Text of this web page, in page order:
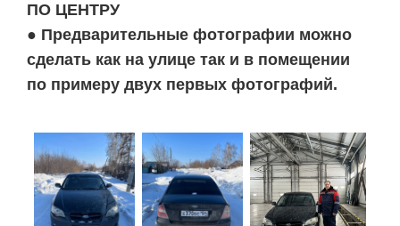
ПО ЦЕНТРУ
● Предварительные фотографии можно
сделать как на улице так и в помещении
по примеру двух первых фотографий.